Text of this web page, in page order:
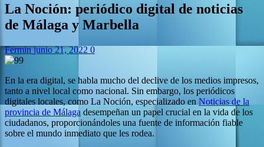
La Noción: periódico digital de noticias
de Málaga y Marbella
Ferminjunio 21, 2022 0
En la era digital, se habla mucho del declive de los medios impresos,
tanto a nivel local como nacional. Sin embargo, los periódicos
digitales locales, como La Noción, especializado en Noticias de la
provincia de Málaga desempeñan un papel crucial en la vida de los
ciudadanos, proporcionándoles una fuente de información fiable
sobre el mundo inmediato que les rodea.